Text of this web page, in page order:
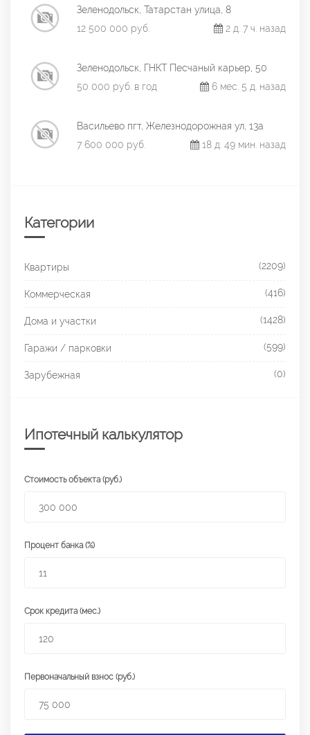
Зеленодольск, Татарстан улица, 8
12 500 000 руб.
2 д. 7 ч. назад
Зеленодольск, ГНКТ Песчаный карьер, 50
50 000 руб. в год
6 мес. 5 д. назад
Васильево пгт, Железнодорожная ул, 13а
7 600 000 руб.
18 д. 49 мин. назад
Категории
Квартиры (2209)
Коммерческая (416)
Дома и участки (1428)
Гаражи / парковки (599)
Зарубежная (0)
Ипотечный калькулятор
Стоимость объекта (руб.)
Процент банка (%)
Срок кредита (мес.)
Первоначальный взнос (руб.)